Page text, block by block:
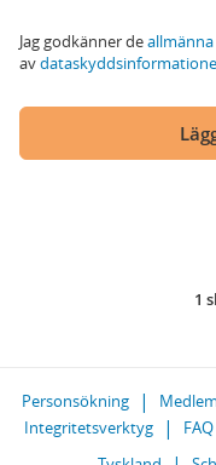
Jag godkänner de
av
1
Personsökning
Integritetsverktyg
FAQ